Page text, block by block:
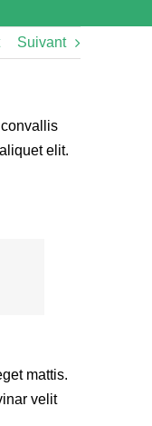
Suivant
elit.
mattis.
velit